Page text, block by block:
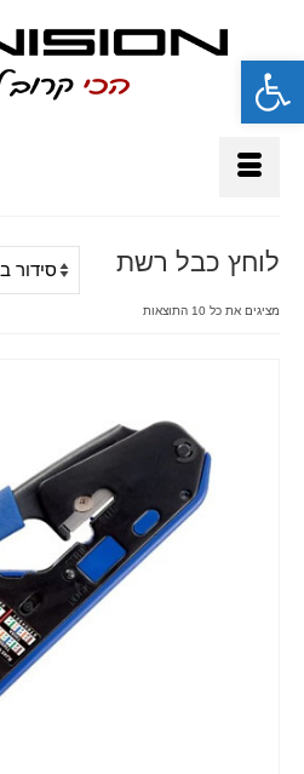
פתח סרגל נגישות
לוחץ כבל רשת
מציגים את כל ⁦10⁩ התוצאות